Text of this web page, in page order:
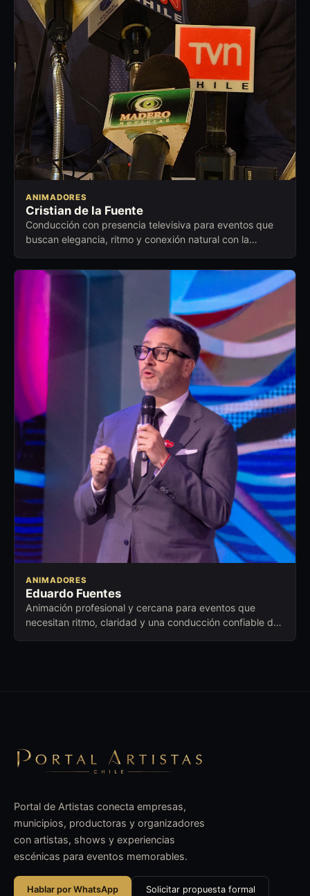
ANIMADORES
Cristian de la Fuente
Conducción con presencia televisiva para eventos que
buscan elegancia, ritmo y conexión natural con la
ANIMADORES
Eduardo Fuentes
Animación profesional y cercana para eventos que
necesitan ritmo, claridad y una conducción confiable de
Portal de Artistas conecta empresas,
municipios, productoras y organizadores
con artistas, shows y experiencias
escénicas para eventos memorables.
Hablar por WhatsApp Solicitar propuesta formal